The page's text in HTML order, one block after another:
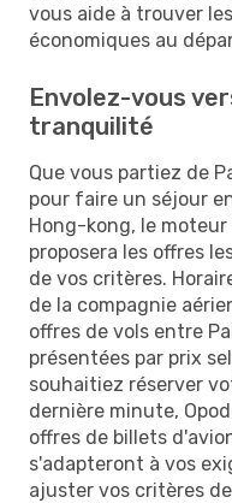
vous aide à trouver
économiques au
Envolez-vous
tranquilité
Que vous partiez de
pour faire un séjour
Hong-kong, le
proposera les offres
de vos critères.
de la compagnie
offres de vols entre
présentées par prix
souhaitiez réserver
dernière minute,
offres de billets
s'adapteront à vos
ajuster vos critères